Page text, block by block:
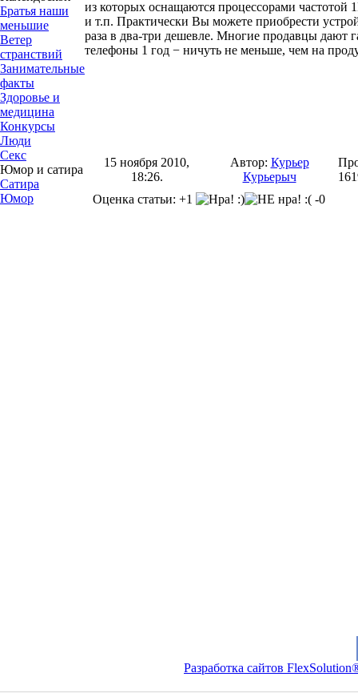
Братья наши
меньшие
Ветер
странствий
Занимательные
факты
Здоровье и
медицина
Конкурсы
Люди
Секс
Юмор и сатира
Сатира
Юмор
из которых оснащаются процессорами частотой
и т.п. Практически Вы можете приобрести
раза в два-три дешевле. Многие продавцы дают
телефоны 1 год − ничуть не меньше, чем на
15 ноября 2010,
18:26.
Автор: Курьер
Курьерыч
Оценка статьи: +1
-0
Разработка сайтов